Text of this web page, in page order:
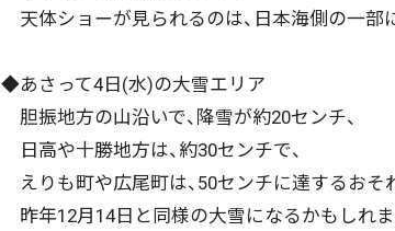
天体ショーが見られるのは、日本海側の一部
◆あさって4日(水)の大雪エリア
胆振地方の山沿いで、降雪が約20センチ、
日高や十勝地方は、約30センチで、
えりも町や広尾町は、50センチに達するおそ
昨年12月14日と同様の大雪になるかもしれま